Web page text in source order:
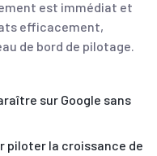
est immédiat et
efficacement,
de bord de pilotage.
sur Google sans
piloter la croissance de